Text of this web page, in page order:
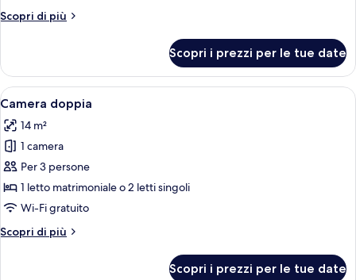
Scopri di più
Altri
singola
Scopri i prezzi per le tue date
Apri
tutte
le
foto
per
Camera
doppia
Una camera d'albergo con un letto,
2
Camera doppia
14 m²
1 camera
Per 3 persone
1 letto matrimoniale o 2 letti singoli
Wi-Fi gratuito
Scopri di più
Altri
Scopri i prezzi per le tue date